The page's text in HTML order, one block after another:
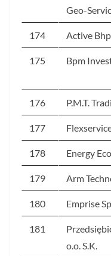
Geo-
174 Active Bhp
175 Bpm
176 P.M.T.
177
178 Energy
179 Arm
180 Emprise
181
o.o. S.K.